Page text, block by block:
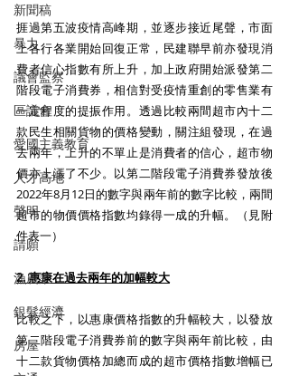
新聞稿
暴力
議會監察
區議會
愛國主義教育
人才高地
聲明
請願
漁農業
銀髮經濟
房屋
捱過第五波疫情高峰期，並逐步接近尾聲，市面
上各行各業開始回復正常，民建聯早前亦發現消
費者信心指數有所上升，加上政府開始派發第二
階段電子消費券，相信對受疫情重創的零售業有
一定程度的提振作用。透過比較兩間超市內十二
款民生相關貨物的價格變動，關注組發現，在過
去兩年，上升的不單止是消費者的信心，超市物
價亦上漲了不少。以第二階段電子消費券發放後
2022年8月12日的數字與兩年前的數字比較，兩間
超市的物價價格指數均錄得一成的升幅。（見附
件表一）
2. 惠康在過去兩年的加幅較大
比較之下，以惠康價格指數的升幅較大，以發放
第二階段電子消費券前的數字與兩年前比較，由
十二款貨物價格加總而成的超市價格指數增幅已